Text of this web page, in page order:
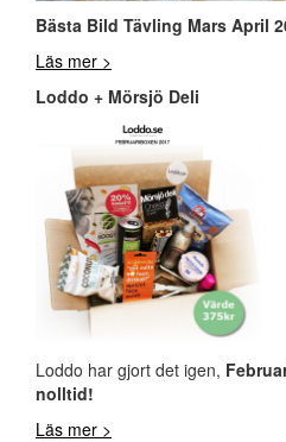
Bästa Bild Tävling Mars April
Läs mer >
Loddo + Mörsjö Deli
Loddo har gjort det igen,
nolltid!
Läs mer >